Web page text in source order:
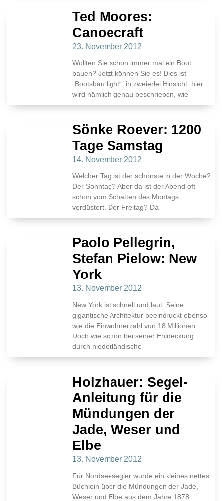
Ted Moores:
Canoecraft
23. November 2012
Wollten Sie schon immer mal ein Boot
bauen? Jetzt können Sie es! Dies ist
„Bootsbau light“, in zweierlei Hinsicht: hier
wird nämlich genau beschrieben, wie
Sönke Roever: 1200
Tage Samstag
14. November 2012
Welcher Tag ist der schönste in der Woche?
Der Sonntag? Aber da ist der Abend oft
schon vom Schatten des Montags
verdüstert. Der Freitag? Da
Paolo Pellegrin,
Stefan Pielow: New
York
13. November 2012
New York ist schnell und laut. Seine
gigantische Architektur beeindruckt ebenso
wie die Einwohnerzahl von 18 Millionen.
Doch wie schon bei seiner Entdeckung
durch niederländische
Holzhauer: Segel-
Anleitung für die
Mündungen der
Jade, Weser und
Elbe
13. November 2012
Für Nordseesegler wurde ein kleines nettes
Büchlein über die Mündungen der Jade,
Weser und Elbe aus dem Jahre 1878